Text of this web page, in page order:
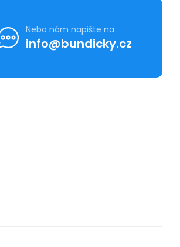
Nebo nám napište na
info@bundicky.cz